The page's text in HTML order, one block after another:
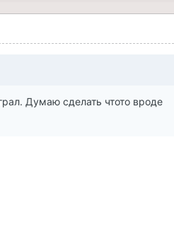
Думаю сделать чтото вроде